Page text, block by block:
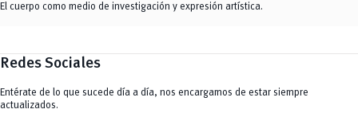
El cuerpo como medio de investigación y expresión artística.
Redes Sociales
Entérate de lo que sucede día a día, nos encargamos de estar siempre
actualizados.